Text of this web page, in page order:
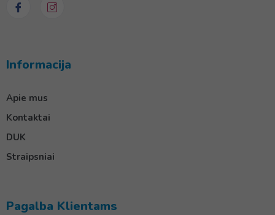
Informacija
Apie mus
Kontaktai
DUK
Straipsniai
Pagalba Klientams